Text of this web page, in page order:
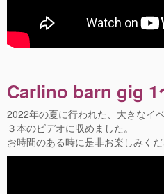
Carlino barn gig 1
2022年の夏に行われた、大きなイ
３本のビデオに収めました。
お時間のある時に是非お楽しみくだ